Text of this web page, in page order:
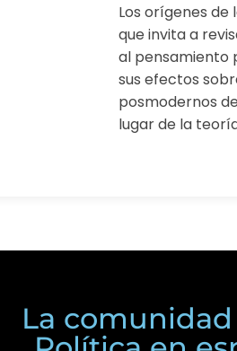
Los orígenes
que invita a
al pensamiento
sus efectos
posmodernos
lugar de la
La